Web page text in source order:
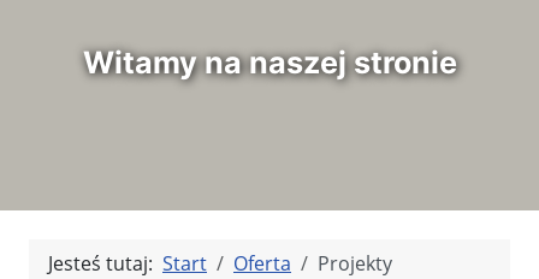
Witamy na naszej stronie
Jesteś tutaj: Start Oferta Projekty